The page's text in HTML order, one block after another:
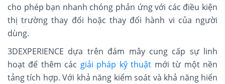
cho phép bạn nhanh chóng phản ứng với các điều kiện
thị trường thay đổi hoặc thay đổi hành vi của người
dùng.
3DEXPERIENCE dựa trên đám mây cung cấp sự linh
hoạt để thêm các giải pháp kỹ thuật mới từ một nền
tảng tích hợp. Với khả năng kiểm soát và khả năng hiển